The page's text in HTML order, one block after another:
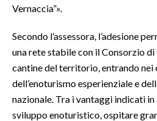
ABBONATI
ANNUNCI
NECROLOGI
PUBBLICITÀ
SPIAGGE
STORE
Vernaccia”».
Secondo l’assessora, l’adesione
una rete stabile con il Consorzio di
cantine del territorio, entrando
dell’enoturismo esperienziale e
nazionale. Tra i vantaggi indicati in
sviluppo enoturistico, ospitare